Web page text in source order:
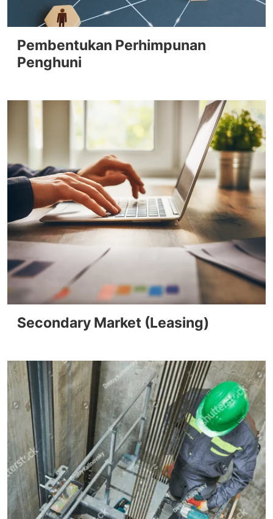
Pembentukan Perhimpunan
Penghuni
Secondary Market (Leasing)